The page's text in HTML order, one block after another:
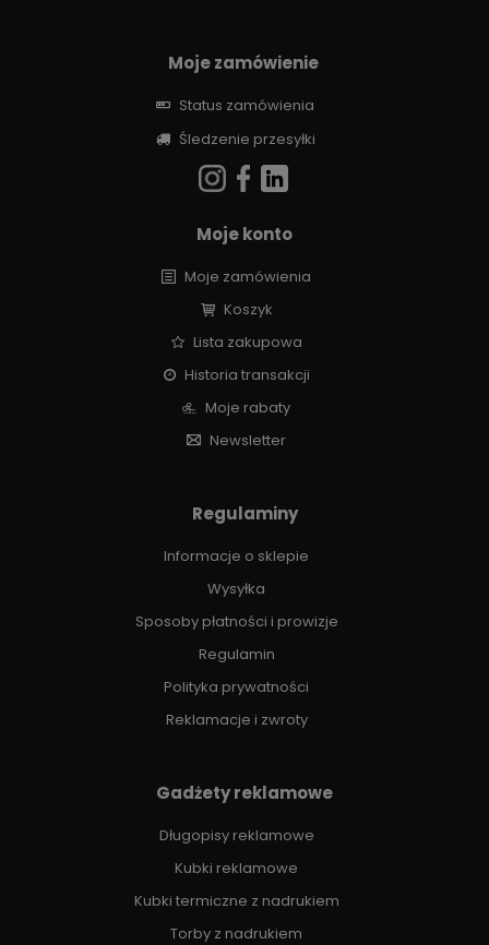
Moje zamówienie
Status zamówienia
Śledzenie przesyłki
Moje konto
Moje zamówienia
Koszyk
Lista zakupowa
Historia transakcji
Moje rabaty
Newsletter
Regulaminy
Informacje o sklepie
Wysyłka
Sposoby płatności i prowizje
Regulamin
Polityka prywatności
Reklamacje i zwroty
Gadżety reklamowe
Długopisy reklamowe
Kubki reklamowe
Kubki termiczne z nadrukiem
Torby z nadrukiem